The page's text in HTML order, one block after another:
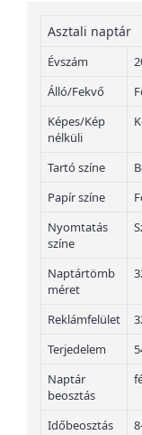
Asztali naptár
Évszám
Álló/Fekvő
Képes/Kép
nélküli
Tartó színe
Papír színe
Nyomtatás
színe
Naptártömb
méret
Reklámfelület
Terjedelem
Naptár
beosztás
Időbeosztás